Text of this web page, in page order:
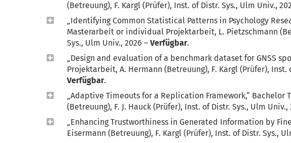
(Betreuung), F. Kargl (Prüfer), Inst. of Distr. Sys., Ulm Univ.,
„Identifying Common Statistical Patterns in Psychology
Masterarbeit or individual Projektarbeit, L. Pietzschmann
Sys., Ulm Univ., 2026 – Verfügbar.
„Design and evaluation of a benchmark dataset for GNSS
Projektarbeit, A. Hermann (Betreuung), F. Kargl (Prüfer), Inst.
Verfügbar.
„Adaptive Timeouts for a Replication Framework,“ Bachelor
(Betreuung), F. J. Hauck (Prüfer), Inst. of Distr. Sys., Ulm Univ.,
„Enhancing Trustworthiness in Generated Information by
Eisermann (Betreuung), F. Kargl (Prüfer), Inst. of Distr. Sys.,